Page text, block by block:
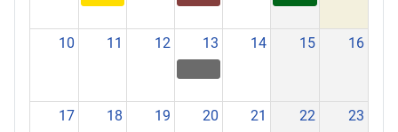
10 11 12 13 14 15 16
17 18 19 20 21 22 23